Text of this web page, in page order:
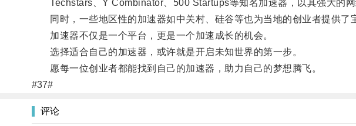
Techstars、Y Combinator、500 Startups等知名加速器，以其强大的网
同时，一些地区性的加速器如中关村、硅谷等也为当地的创业者提供了
加速器不仅是一个平台，更是一个加速成长的机会。
选择适合自己的加速器，或许就是开启未知世界的第一步。
愿每一位创业者都能找到自己的加速器，助力自己的梦想腾飞。
#37#
评论